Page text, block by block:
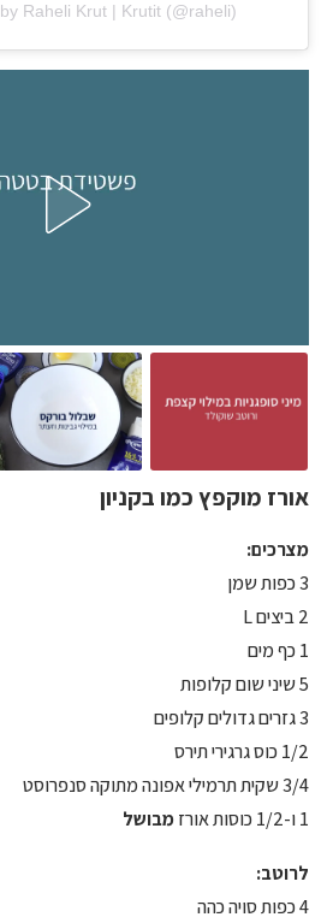
Raheli Krut | Krutit (@raheli)
אורז מוקפץ כמו בקניון
מצרכים:
3 כפות שמן
2 ביצים L
1 כף מים
5 שיני שום קלופות
3 גזרים גדולים קלופים
1/2 כוס גרגירי תירס
3/4 שקית תרמילי אפונה מתוקה סנפרוסט
1 ו-1/2 כוסות אורז
מבושל
לרוטב:
4 כפות סויה כהה